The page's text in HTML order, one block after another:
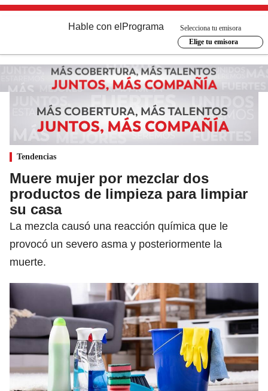
Hable con el Programa
Selecciona tu emisora
Elige tu emisora
Tendencias
Muere mujer por mezclar dos
productos de limpieza para limpiar
su casa
La mezcla causó una reacción química que le
provocó un severo asma y posteriormente la
muerte.